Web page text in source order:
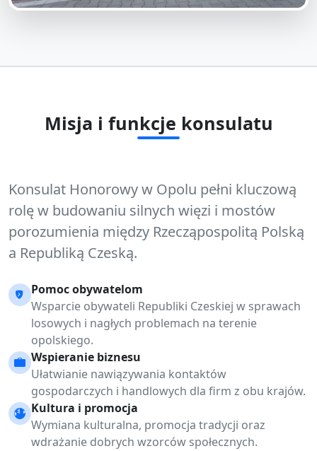
Misja i funkcje konsulatu
Konsulat Honorowy w Opolu pełni kluczową
rolę w budowaniu silnych więzi i mostów
porozumienia między Rzecząpospolitą Polską
a Republiką Czeską.
Pomoc obywatelom
Wsparcie obywateli Republiki Czeskiej w sprawach
losowych i nagłych problemach na terenie
opolskiego.
Wspieranie biznesu
Ułatwianie nawiązywania kontaktów
gospodarczych i handlowych dla firm z obu krajów.
Kultura i promocja
Wymiana kulturalna, promocja tradycji oraz
wdrażanie dobrych wzorców społecznych.